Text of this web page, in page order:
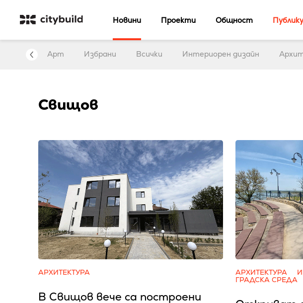
Новини Проекти Общност
Арт Избрани Всички Интериорен дизайн
Свищов
АРХИТЕКТУРА
В Свищов вече са построени
АРХИТЕКТУРА
ГРАДСКА СРЕДА